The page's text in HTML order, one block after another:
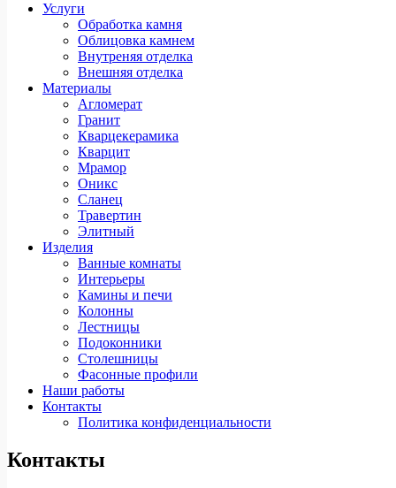
Услуги
Обработка камня
Облицовка камнем
Внутреняя отделка
Внешняя отделка
Материалы
Агломерат
Гранит
Кварцекерамика
Кварцит
Мрамор
Оникс
Сланец
Травертин
Элитный
Изделия
Ванные комнаты
Интерьеры
Камины и печи
Колонны
Лестницы
Подоконники
Столешницы
Фасонные профили
Наши работы
Контакты
Политика конфиденциальности
Контакты